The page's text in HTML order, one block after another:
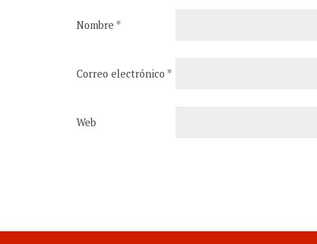
Nombre *
Correo electrónico *
Web